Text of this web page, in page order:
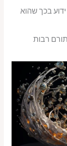
בכך שהוא
רבות